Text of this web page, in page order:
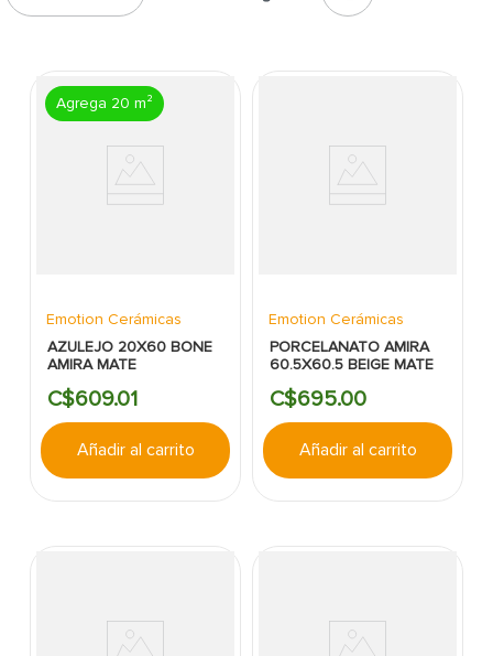
Agrega 20 m²
Emotion Cerámicas
AZULEJO 20X60 BONE
AMIRA MATE
C$609.01
Añadir al carrito
Emotion Cerámicas
PORCELANATO AMIRA
60.5X60.5 BEIGE MATE
C$695.00
Añadir al carrito
abanico